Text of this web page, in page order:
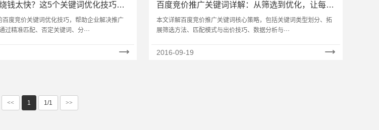
钱太快？这5个关键词优化技巧让
百度竞价关键词优化技巧，帮助企业解决推广
过精准匹配、否定关键词、分···
百度竞价推广关键词详解：从筛选到优化，让每一
分预算都花在刀刃上
本文详解百度竞价推广关键词核心策略，包括关键词类型划分、拓
展筛选方法、匹配模式与出价技巧、数据分析与···
2016-09-19
<< 1 1/1 >>